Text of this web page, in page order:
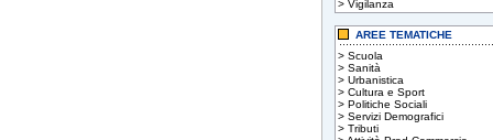
> Vigilanza
AREE TEMATICHE
> Scuola
> Sanità
> Urbanistica
> Cultura e Sport
> Politiche Sociali
> Servizi Demografici
> Tributi